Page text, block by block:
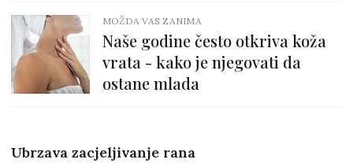
MOŽDA VAS ZANIMA
Naše godine često otkriva koža
vrata - kako je njegovati da
ostane mlada
Ubrzava zacjeljivanje rana